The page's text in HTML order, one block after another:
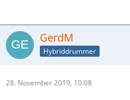
GerdM
Hybriddrummer
28. November 2019, 10:08